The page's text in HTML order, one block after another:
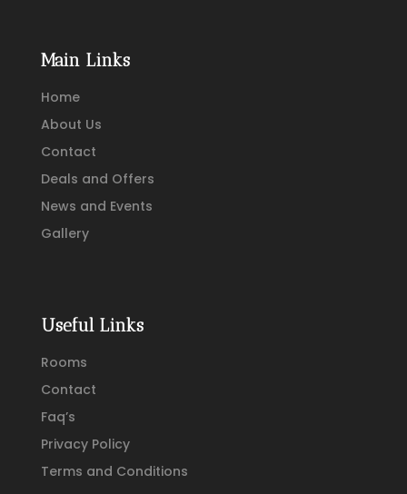
Main Links
Home
About Us
Contact
Deals and Offers
News and Events
Gallery
Useful Links
Rooms
Contact
Faq’s
Privacy Policy
Terms and Conditions